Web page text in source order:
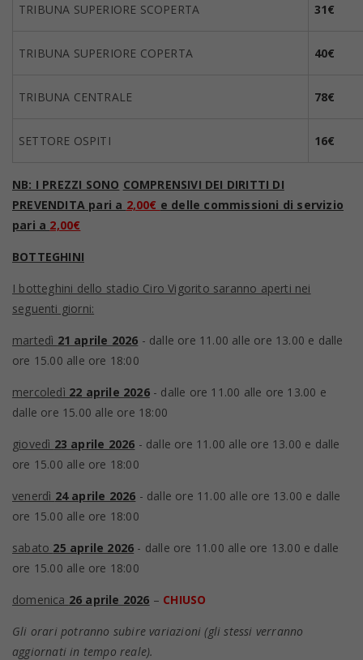
TRIBUNA SUPERIORE SCOPERTA 31€
TRIBUNA SUPERIORE COPERTA 40€
TRIBUNA CENTRALE 78€
SETTORE OSPITI 16€
NB: I PREZZI SONO COMPRENSIVI DEI DIRITTI DI
PREVENDITA pari a 2,00€ e delle commissioni di servizio
pari a 2,00€
BOTTEGHINI
I botteghini dello stadio Ciro Vigorito saranno aperti nei
seguenti giorni:
martedì 21 aprile 2026 - dalle ore 11.00 alle ore 13.00 e dalle
ore 15.00 alle ore 18:00
mercoledì 22 aprile 2026- dalle ore 11.00 alle ore 13.00 e
dalle ore 15.00 alle ore 18:00
giovedì 23 aprile 2026 - dalle ore 11.00 alle ore 13.00 e dalle
ore 15.00 alle ore 18:00
venerdì 24 aprile 2026 - dalle ore 11.00 alle ore 13.00 e dalle
ore 15.00 alle ore 18:00
sabato 25 aprile 2026 - dalle ore 11.00 alle ore 13.00 e dalle
ore 15.00 alle ore 18:00
domenica 26 aprile 2026 – CHIUSO
Gli orari potranno subire variazioni (gli stessi verranno
aggiornati in tempo reale).